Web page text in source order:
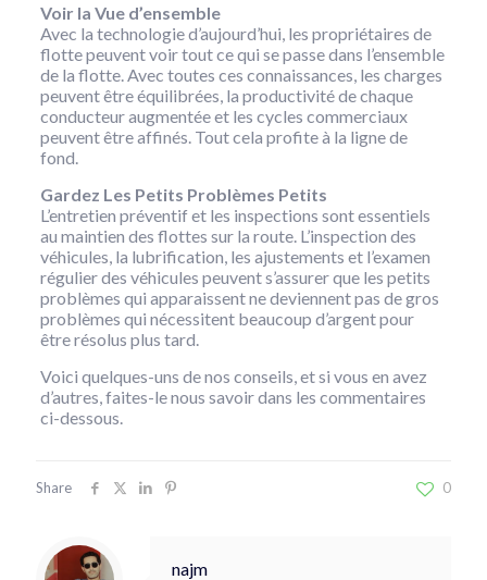
Voir la Vue d’ensemble
Avec la technologie d’aujourd’hui, les propriétaires de
flotte peuvent voir tout ce qui se passe dans l’ensemble
de la flotte. Avec toutes ces connaissances, les charges
peuvent être équilibrées, la productivité de chaque
conducteur augmentée et les cycles commerciaux
peuvent être affinés. Tout cela profite à la ligne de
fond.
Gardez Les Petits Problèmes Petits
L’entretien préventif et les inspections sont essentiels
au maintien des flottes sur la route. L’inspection des
véhicules, la lubrification, les ajustements et l’examen
régulier des véhicules peuvent s’assurer que les petits
problèmes qui apparaissent ne deviennent pas de gros
problèmes qui nécessitent beaucoup d’argent pour
être résolus plus tard.
Voici quelques-uns de nos conseils, et si vous en avez
d’autres, faites-le nous savoir dans les commentaires
ci-dessous.
Share 0
najm